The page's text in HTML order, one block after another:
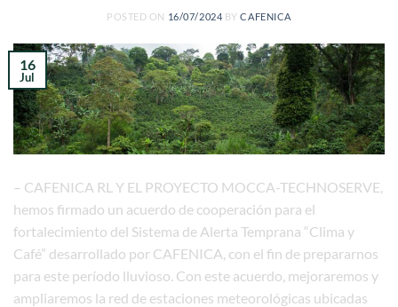
POSTED ON 16/07/2024 BYCAFENICA
16
Jul
– CAFENICA RL Y EL PROYECTO MOCCA-TECHNOSERVE,
hemos firmado un acuerdo de cooperación para el
fortalecimiento del Sistema de Alerta Temprana “Clima y
Café” desarrollado por CAFENICA, con el fin de prepararnos
para este período lluvioso. Con este acuerdo, mejoraremos y
ampliaremos la red de estaciones meteorológicas ubicadas